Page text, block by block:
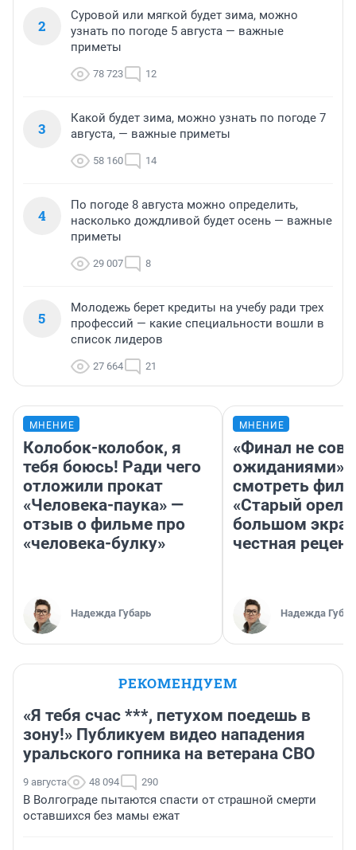
2
Суровой или мягкой будет зима, можно
узнать по погоде 5 августа — важные
приметы
78 723 12
3
Какой будет зима, можно узнать по погоде 7
августа, — важные приметы
58 160 14
4
По погоде 8 августа можно определить,
насколько дождливой будет осень — важные
приметы
29 007 8
5
Молодежь берет кредиты на учебу ради трех
профессий — какие специальности вошли в
список лидеров
27 664 21
МНЕНИЕ
Колобок-колобок, я
тебя боюсь! Ради чего
отложили прокат
«Человека-паука» —
отзыв о фильме про
«человека-булку»
Надежда Губарь
МНЕНИЕ
«Финал не
ожиданиями»:
смотреть
«Старый орел»
большом
честная
Надежда
РЕКОМЕНДУЕМ
«Я тебя счас ***, петухом поедешь в
зону!» Публикуем видео нападения
уральского гопника на ветерана СВО
9 августа 48 094 290
В Волгограде пытаются спасти от страшной смерти
оставшихся без мамы ежат